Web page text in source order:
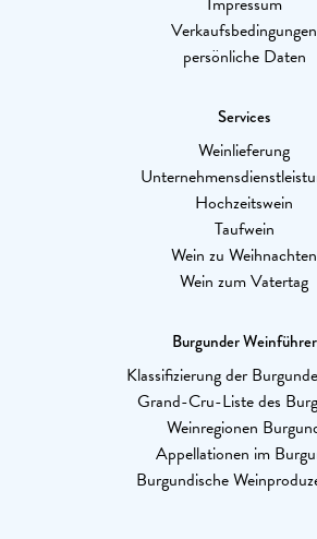
Verkaufsbedingungen
persönliche Daten
Services
Weinlieferung
Hochzeitswein
Taufwein
Wein zu Weihnachten
Wein zum Vatertag
Burgunder Weinführer
Klassifizierung der
Grand-Cru-Liste des
Weinregionen
Appellationen im
Burgundische